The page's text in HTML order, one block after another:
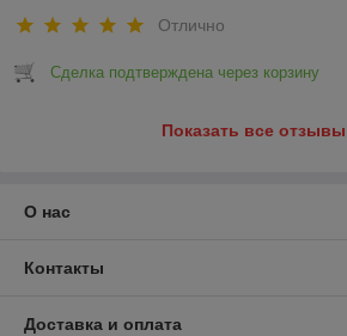
Отлично
Сделка подтверждена через корзину
Показать все отзывы
О нас
Контакты
Доставка и оплата